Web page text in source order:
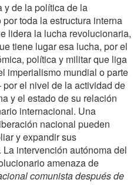
y de la política de la
toda la estructura interna
lidera la lucha revolucionaria,
tiene lugar esa lucha, por el
política y militar que liga
imperialismo mundial o parte
el nivel de la actividad de
y el estado de su relación
internacional. Una
nacional pueden
y expandir sus
intervención autónoma del
amenaza de
comunista después de